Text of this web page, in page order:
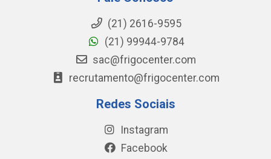
(21) 2616-9595
(21) 99944-9784
sac@frigocenter.com
recrutamento@frigocenter.com
Redes Sociais
Instagram
Facebook